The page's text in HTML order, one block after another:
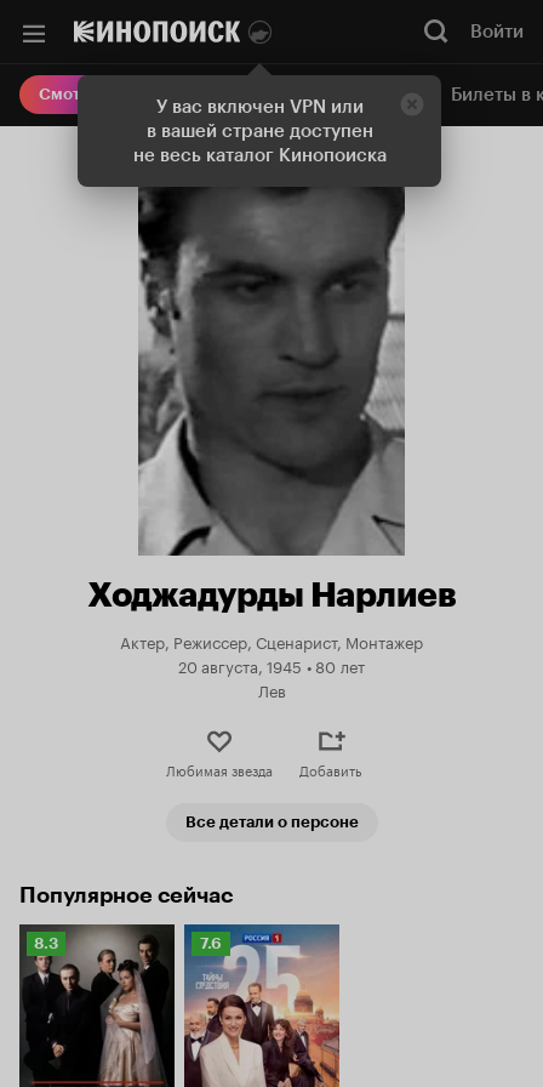
У вас включен VPN или
в вашей стране доступен
не весь каталог Кинопоиска
Войти
Смотреть кино Онлайн-кинотеатр Билеты в
Ходжадурды Нарлиев
Актер, Режиссер, Сценарист, Монтажер
20 августа, 1945 • 80 лет
Лев
Любимая звезда Добавить
Все детали о персоне
Популярное сейчас
Рейтинг
Кинопоиска
8.3
8.3
Рейтинг
Кинопоиска
7.6
7.6